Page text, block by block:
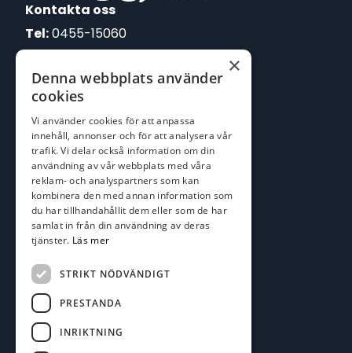
Kontakta oss
Tel:0455-15060
E-post:
johan@batofiske.se
kim@batofiske.se
Adress
Karlskrona Båt & Fiske AB
Lallerstedts gata 4
371 54 Karlskrona
Följ oss
Facebook
×
Denna webbplats använder
cookies
Vi använder cookies för att anpassa
innehåll, annonser och för att analysera vår
trafik. Vi delar också information om din
användning av vår webbplats med våra
reklam- och analyspartners som kan
kombinera den med annan information som
du har tillhandahållit dem eller som de har
samlat in från din användning av deras
tjänster. Läs mer
STRIKT NÖDVÄNDIGT
PRESTANDA
INRIKTNING